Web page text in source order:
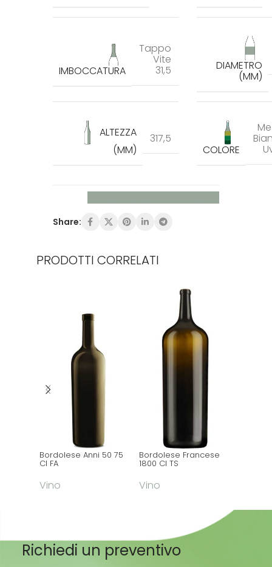
IMBOCCATURA
Tappo
Vite
31,5 DIAMETRO
(MM)
ALTEZZA
(MM)
317,5
COLORE
Share:
PRODOTTI CORRELATI
Bordolese Anni 50 75
Cl FA
Vino
Bordolese Francese
1800 Cl TS
Vino
Richiedi un preventivo